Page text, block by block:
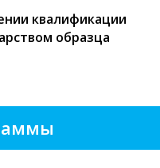
квалификации
образца